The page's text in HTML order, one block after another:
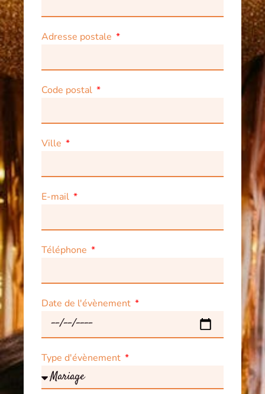
Adresse postale
Code postal
Ville
E-mail
Téléphone
Date de l'évènement
Type d'évènement